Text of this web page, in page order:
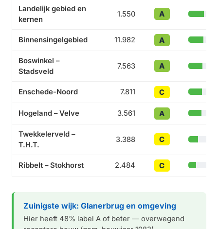
Landelijk gebied en
kernen
1.550 A
Binnensingelgebied 11.982 A
Boswinkel –
Stadsveld
7.563 A
Enschede-Noord 7.811 C
Hogeland – Velve 3.561 A
Twekkelerveld –
T.H.T.
3.388 C
Ribbelt – Stokhorst 2.484 C
Zuinigste wijk: Glanerbrug en omgeving
Hier heeft 48% label A of beter — overwegend